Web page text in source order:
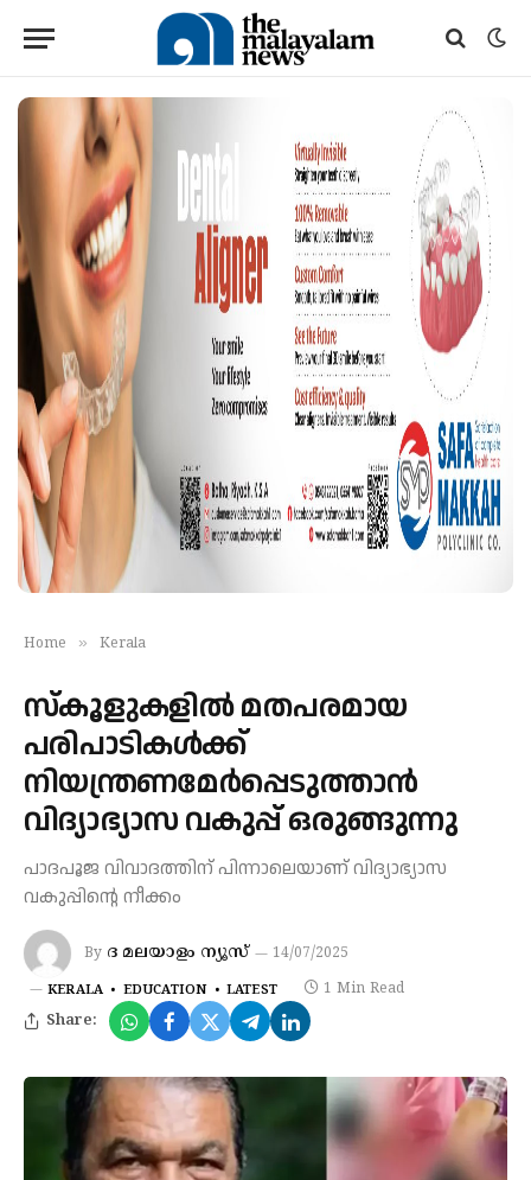
Home » Kerala
സ്‌കൂളുകളിൽ മതപരമായ
പരിപാടികൾക്ക്
നിയന്ത്രണമേർപ്പെടുത്താൻ
വിദ്യാഭ്യാസ വകുപ്പ് ഒരുങ്ങുന്നു
പാദപൂജ വിവാദത്തിന് പിന്നാലെയാണ് വിദ്യാഭ്യാസ
വകുപ്പിന്റെ നീക്കം
By ദ മലയാളം ന്യൂസ് 14/07/2025
KERALA EDUCATION LATEST 1 Min Read
Share: